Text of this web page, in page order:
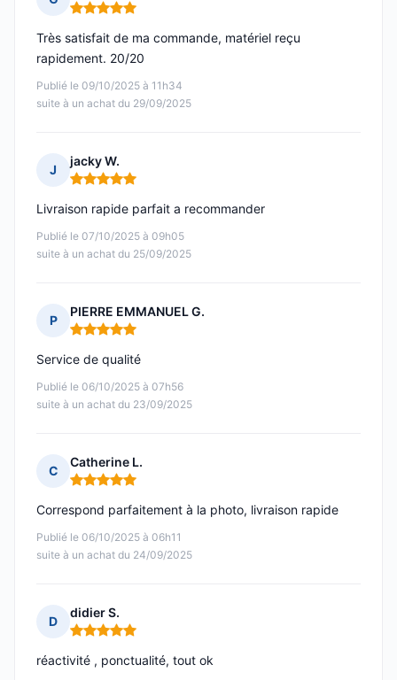
Note : 5 sur 5
Publié le 09/10/2025 à 11h34
suite à un achat du 29/09/2025
Très satisfait de ma commande, matériel reçu
rapidement. 20/20
J
jacky W.
Note : 5 sur 5
Publié le 07/10/2025 à 09h05
suite à un achat du 25/09/2025
Livraison rapide parfait a recommander
P
PIERRE EMMANUEL G.
Note : 5 sur 5
Publié le 06/10/2025 à 07h56
suite à un achat du 23/09/2025
Service de qualité
C
Catherine L.
Note : 5 sur 5
Publié le 06/10/2025 à 06h11
suite à un achat du 24/09/2025
Correspond parfaitement à la photo, livraison rapide
D
didier S.
Note : 5 sur 5
réactivité , ponctualité, tout ok